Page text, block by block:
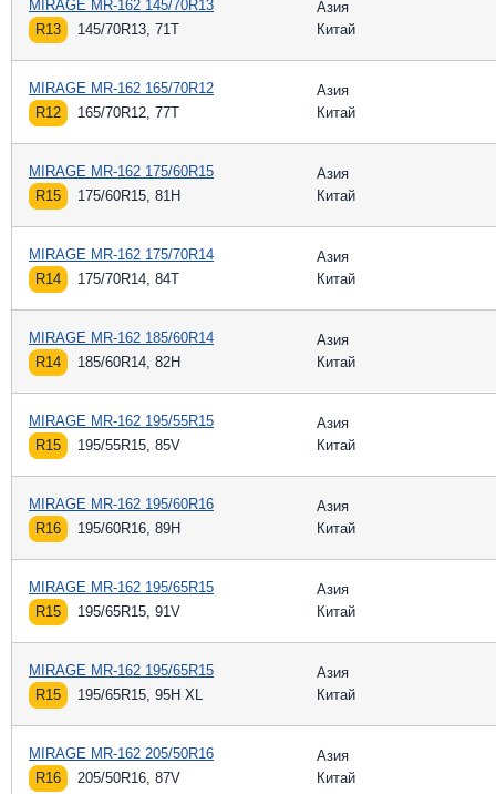
MIRAGE MR-162 145/70R13
R13
145/70R13, 71T
Азия
Китай
MIRAGE MR-162 165/70R12
R12
165/70R12, 77T
Азия
Китай
MIRAGE MR-162 175/60R15
R15
175/60R15, 81H
Азия
Китай
MIRAGE MR-162 175/70R14
R14
175/70R14, 84T
Азия
Китай
MIRAGE MR-162 185/60R14
R14
185/60R14, 82H
Азия
Китай
MIRAGE MR-162 195/55R15
R15
195/55R15, 85V
Азия
Китай
MIRAGE MR-162 195/60R16
R16
195/60R16, 89H
Азия
Китай
MIRAGE MR-162 195/65R15
R15
195/65R15, 91V
Азия
Китай
MIRAGE MR-162 195/65R15
R15
195/65R15, 95H XL
Азия
Китай
MIRAGE MR-162 205/50R16
R16
205/50R16, 87V
Азия
Китай